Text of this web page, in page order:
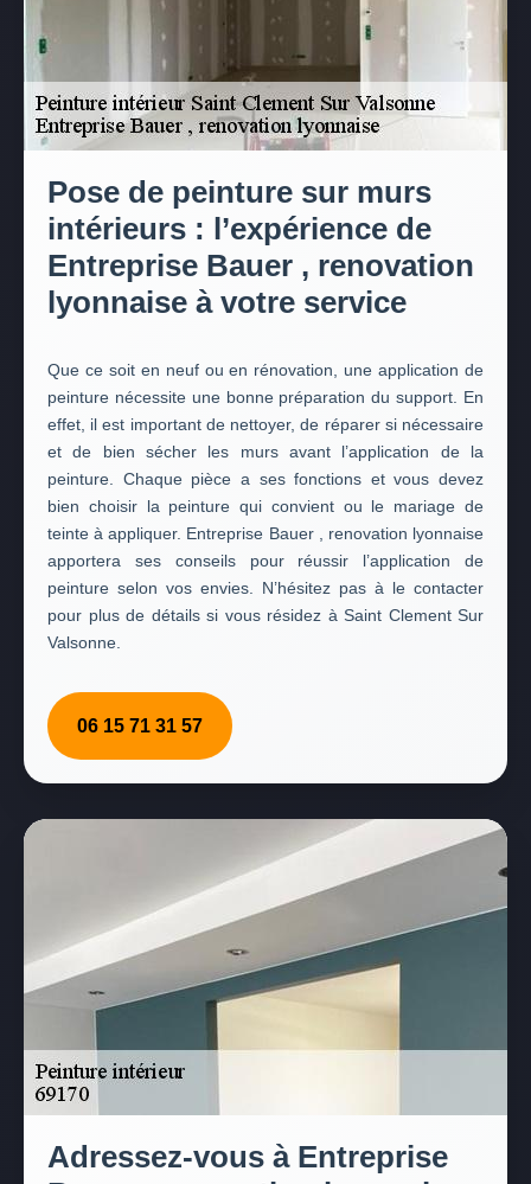
Pose de peinture sur murs
intérieurs : l’expérience de
Entreprise Bauer , renovation
lyonnaise à votre service
Que ce soit en neuf ou en rénovation, une application de
peinture nécessite une bonne préparation du support. En
effet, il est important de nettoyer, de réparer si nécessaire
et de bien sécher les murs avant l’application de la
peinture. Chaque pièce a ses fonctions et vous devez
bien choisir la peinture qui convient ou le mariage de
teinte à appliquer. Entreprise Bauer , renovation lyonnaise
apportera ses conseils pour réussir l’application de
peinture selon vos envies. N’hésitez pas à le contacter
pour plus de détails si vous résidez à Saint Clement Sur
Valsonne.
06 15 71 31 57
Adressez-vous à Entreprise